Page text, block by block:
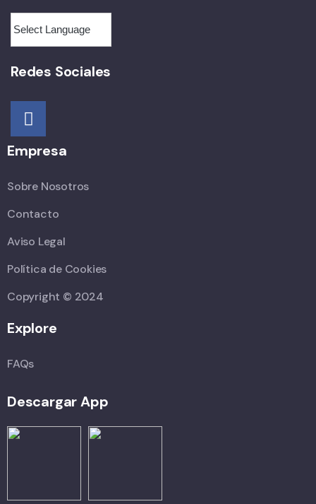
Redes Sociales
Empresa
Sobre Nosotros
Contacto
Aviso Legal
Política de Cookies
Copyright © 2024
Explore
FAQs
Descargar App